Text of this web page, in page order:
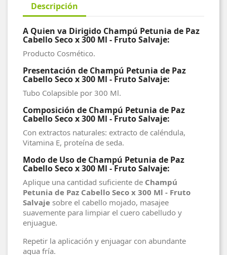
Descripción
A Quien va Dirigido Champú Petunia de Paz
Cabello Seco x 300 Ml - Fruto Salvaje:
Producto Cosmético.
Presentación de Champú Petunia de Paz
Cabello Seco x 300 Ml - Fruto Salvaje:
Tubo Colapsible por 300 Ml.
Composición de Champú Petunia de Paz
Cabello Seco x 300 Ml - Fruto Salvaje:
Con extractos naturales: extracto de caléndula,
Vitamina E, proteína de seda.
Modo de Uso de Champú Petunia de Paz
Cabello Seco x 300 Ml - Fruto Salvaje:
Aplique una cantidad suficiente de Champú
Petunia de Paz Cabello Seco x 300 Ml - Fruto
Salvaje sobre el cabello mojado, masajee
suavemente para limpiar el cuero cabelludo y
enjuague.
Repetir la aplicación y enjuagar con abundante
agua fría.